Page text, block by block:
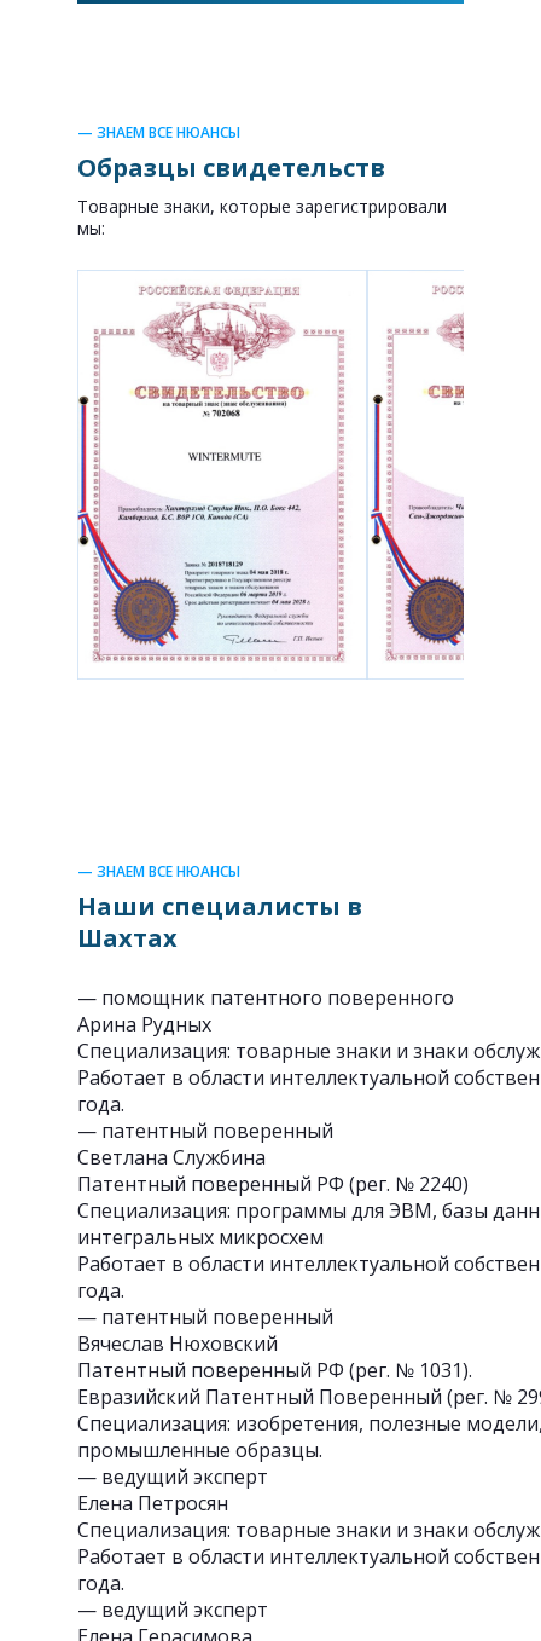
— ЗНАЕМ ВСЕ НЮАНСЫ
Образцы свидетельств
Товарные знаки, которые зарегистрировали
мы:
— ЗНАЕМ ВСЕ НЮАНСЫ
Наши специалисты в
Шахтах
— помощник патентного поверенного
Арина Рудных
Специализация: товарные знаки и знаки
Работает в области интеллектуальной
года.
— патентный поверенный
Светлана Службина
Патентный поверенный РФ (рег. № 2240)
Специализация: программы для ЭВМ, базы
интегральных микросхем
Работает в области интеллектуальной
года.
— патентный поверенный
Вячеслав Нюховский
Патентный поверенный РФ (рег. № 1031).
Евразийский Патентный Поверенный (рег. №
Специализация: изобретения, полезные
промышленные образцы.
— ведущий эксперт
Елена Петросян
Специализация: товарные знаки и знаки
Работает в области интеллектуальной
года.
— ведущий эксперт